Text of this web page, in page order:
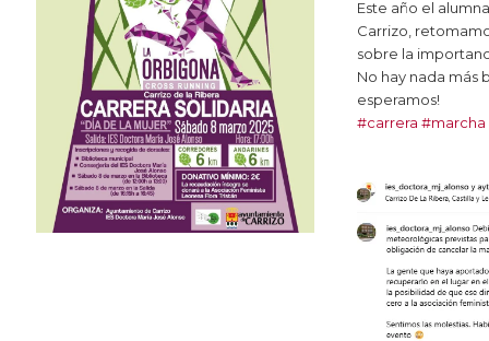
Este año el
Carrizo,
sobre la
No hay nada más
esperamos!
#carrera #marcha